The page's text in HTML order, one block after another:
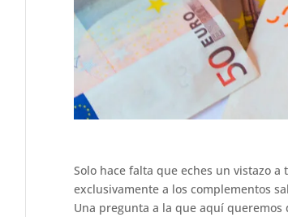
Solo hace falta que eches un vistazo
exclusivamente a los complementos
Una pregunta a la que aquí